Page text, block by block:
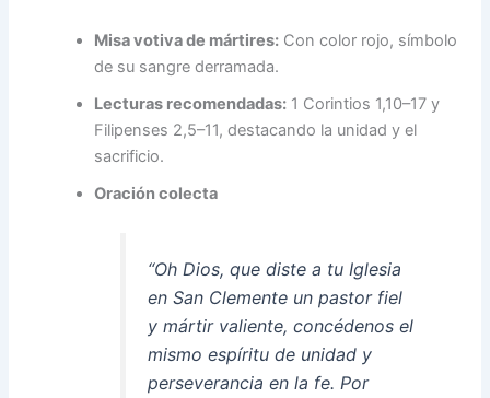
Misa votiva de mártires: Con color rojo, símbolo
de su sangre derramada.
Lecturas recomendadas: 1 Corintios 1,10–17 y
Filipenses 2,5–11, destacando la unidad y el
sacrificio.
Oración colecta
“Oh Dios, que diste a tu Iglesia
en San Clemente un pastor fiel
y mártir valiente, concédenos el
mismo espíritu de unidad y
perseverancia en la fe. Por